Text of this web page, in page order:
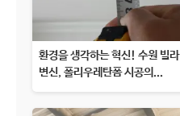
환경을 생각하는 혁신! 수원 빌라
변신, 폴리우레탄폼 시공의...